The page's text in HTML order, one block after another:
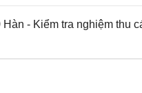
- Kiểm tra nghiệm thu